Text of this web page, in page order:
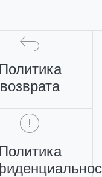
Политика
возврата
Политика